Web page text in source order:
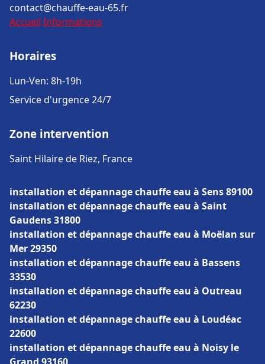
contact@chauffe-eau-65.fr
Accueil Informations
Horaires
Lun-Ven: 8h-19h
Service d'urgence 24/7
Zone intervention
Saint Hilaire de Riez, France
installation et dépannage chauffe eau à Sens 89100
installation et dépannage chauffe eau à Saint
Gaudens 31800
installation et dépannage chauffe eau à Moëlan sur
Mer 29350
installation et dépannage chauffe eau à Bassens
33530
installation et dépannage chauffe eau à Outreau
62230
installation et dépannage chauffe eau à Loudéac
22600
installation et dépannage chauffe eau à Noisy le